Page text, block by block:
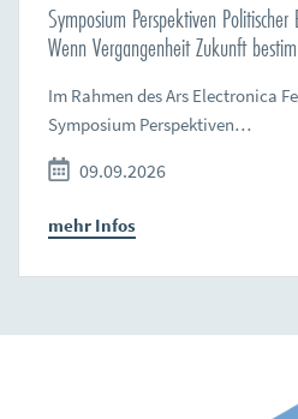
Symposium Perspektiven Politischer
Wenn Vergangenheit Zukunft
Im Rahmen des Ars Electronica
Symposium Perspektiven…
09.09.2026
mehr Infos